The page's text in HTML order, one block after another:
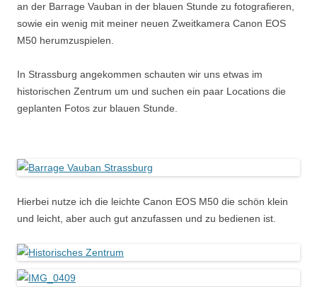
an der Barrage Vauban in der blauen Stunde zu fotografieren,
sowie ein wenig mit meiner neuen Zweitkamera Canon EOS
M50 herumzuspielen.
In Strassburg angekommen schauten wir uns etwas im
historischen Zentrum um und suchen ein paar Locations die
geplanten Fotos zur blauen Stunde.
Hierbei nutze ich die leichte Canon EOS M50 die schön klein
und leicht, aber auch gut anzufassen und zu bedienen ist.